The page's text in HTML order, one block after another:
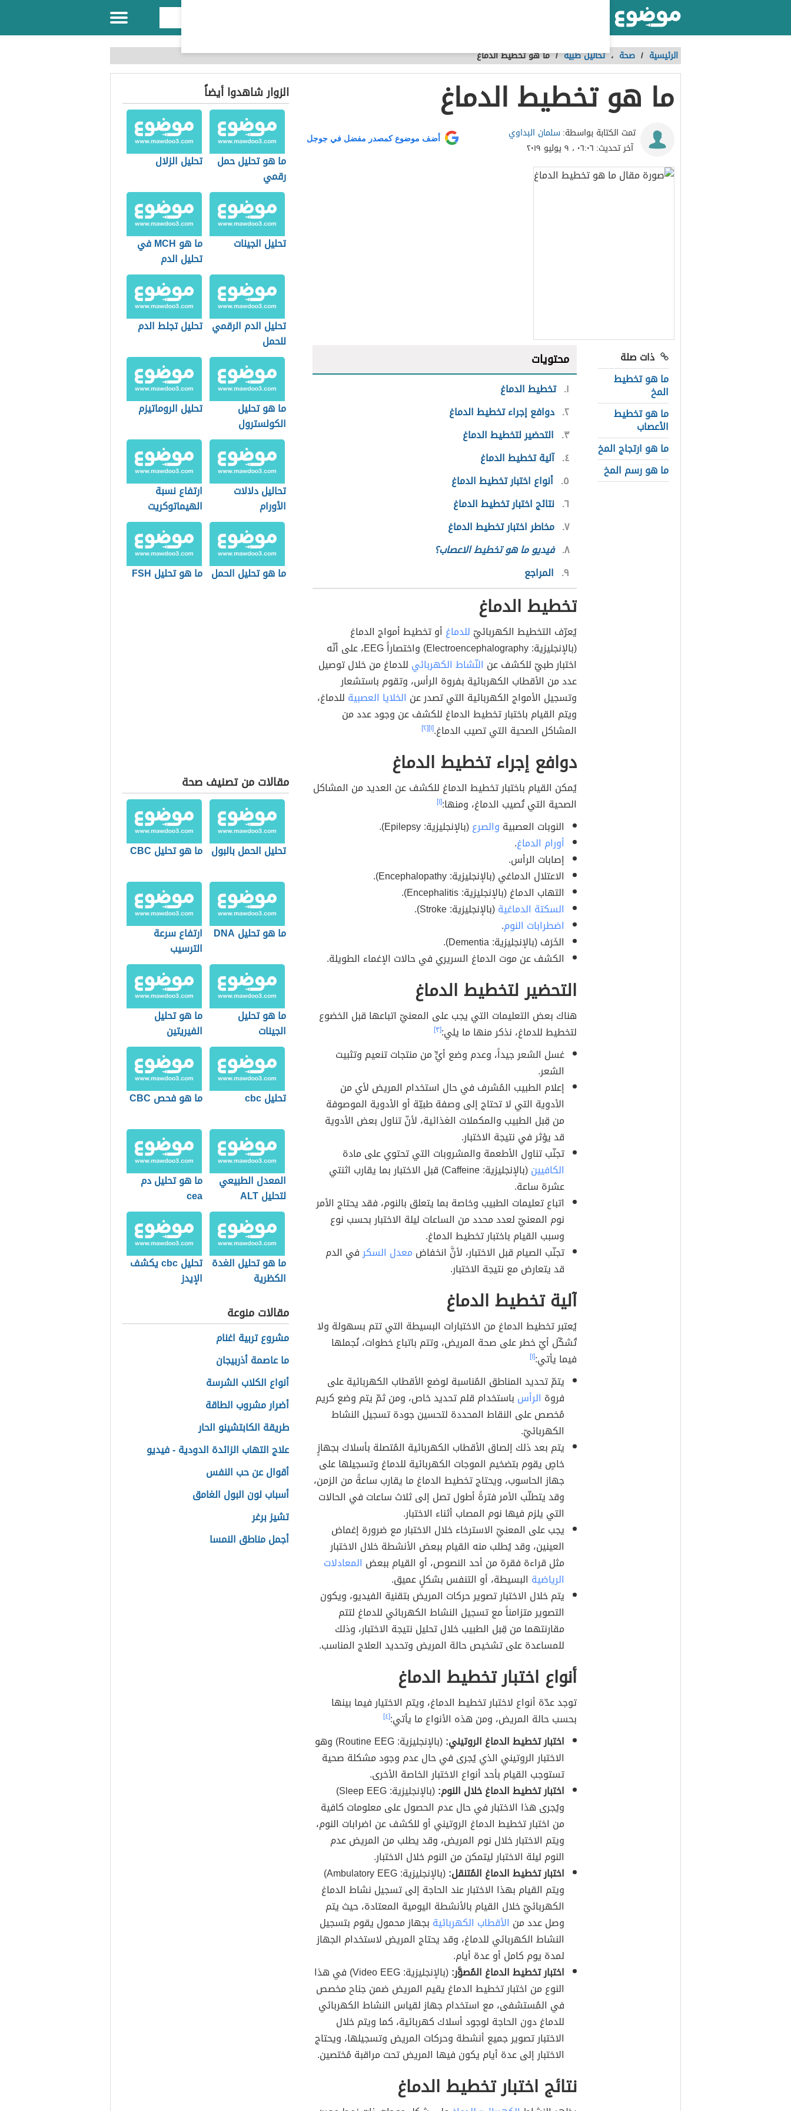
الرئيسية / صحة ،تحاليل طبية /ما هو تخطيط الدماغ
ما هو تخطيط الدماغ
تمت الكتابة بواسطة:سلمان البداوي
آخر تحديث: ٠٦:٠٦ ، ٩ يوليو ٢٠١٩
أضف موضوع كمصدر مفضل في جوجل
ذات صلة
ما هو تخطيط
المخ
ما هو تخطيط
الأعصاب
ما هو ارتجاج المخ
ما هو رسم المخ
محتويات
١ تخطيط الدماغ
٢ دوافع إجراء تخطيط الدماغ
٣ التحضير لتخطيط الدماغ
٤ آلية تخطيط الدماغ
٥ أنواع اختبار تخطيط الدماغ
٦ نتائج اختبار تخطيط الدماغ
٧ مخاطر اختبار تخطيط الدماغ
٨ فيديو ما هو تخطيط الاعصاب؟
٩ المراجع
تخطيط الدماغ
يُعرّف التخطيط الكهربائيّ للدماغ أو تخطيط أمواج الدماغ
(بالإنجليزية: Electroencephalography) واختصاراً EEG، على أنّه
اختبار طبيّ للكشف عن النّشاط الكهربائي للدماغ من خلال توصيل
عدد من الأقطاب الكهربائية بفروة الرأس، وتقوم باستشعار
وتسجيل الأمواج الكهربائية التي تصدر عن الخلايا العصبية للدماغ،
ويتم القيام باختبار تخطيط الدماغ للكشف عن وجود عدد من
المشاكل الصحية التي تصيب الدماغ.[١] [٢]
دوافع إجراء تخطيط الدماغ
يُمكن القيام باختبار تخطيط الدماغ للكشف عن العديد من المشاكل
الصحية التي تُصيب الدماغ، ومنها:[١]
النوبات العصبية والصرع(بالإنجليزية: Epilepsy).
أورام الدماغ.
إصابات الرأس.
الاعتلال الدماغي (بالإنجليزية: Encephalopathy).
التهاب الدماغ (بالإنجليزية: Encephalitis).
السكتة الدماغية(بالإنجليزية: Stroke).
اضطرابات النوم.
الخَرَف (بالإنجليزية: Dementia).
الكشف عن موت الدماغ السريري في حالات الإغماء الطويلة.
التحضير لتخطيط الدماغ
هناك بعض التعليمات التي يجب على المعنيّ اتباعها قبل الخضوع
لتخطيط للدماغ، نذكر منها ما يلي:[٣]
غسل الشعر جيداً، وعدم وضع أيٍّ من منتجات تنعيم وتثبيت
الشعر.
إعلام الطبيب المُشرف في حال استخدام المريض لأي من
الأدوية التي لا تحتاج إلى وصفة طبيّة أو الأدوية الموصوفة
من قِبل الطبيب والمكملات الغذائية، لأنّ تناول بعض الأدوية
قد يؤثر في نتيجة الاختبار.
تجنّب تناول الأطعمة والمشروبات التي تحتوي على مادة
الكافيين
(بالإنجليزية: Caffeine) قبل الاختبار بما يقارب اثنتي
عشرة ساعة.
اتباع تعليمات الطبيب وخاصة بما يتعلق بالنوم، فقد يحتاج الأمر
نوم المعنيّ لعدد محدد من الساعات ليلة الاختبار بحسب نوع
وسبب القيام باختبار تخطيط الدماغ.
تجنّب الصيام قبل الاختبار، لأنَّ انخفاض معدل السكرفي الدم
قد يتعارض مع نتيجة الاختبار.
آلية تخطيط الدماغ
يُعتبر تخطيط الدماغ من الاختبارات البسيطة التي تتم بسهولة ولا
تُشكّل أيّ خطر على صحة المريض، وتتم باتباع خطوات، نُجملها
فيما يأتي:[١]
يتمّ تحديد المناطق المُناسبة لوضع الأقطاب الكهربائية على
فروة الرأس باستخدام قلم تحديد خاص، ومن ثمّ يتم وضع كريم
مُخصص على النقاط المحددة لتحسين جودة تسجيل النشاط
الكهربائيّ.
يتم بعد ذلك إلصاق الأقطاب الكهربائية المُتصلة بأسلاك بجهازٍ
خاصٍ يقوم بتضخيم الموجات الكهربائية للدماغ وتسجيلها على
جهاز الحاسوب، ويحتاج تخطيط الدماغ ما يقارب ساعةً من الزمن،
وقد يتطلّب الأمر فترةً أطول تصل إلى ثلاث ساعات في الحالات
التي يلزم فيها نوم المصاب أثناء الاختبار.
يجب على المعنيّ الاسترخاء خلال الاختبار مع ضرورة إغماض
العينين، وقد يُطلب منه القيام ببعض الأنشطة خلال الاختبار
مثل قراءة فقرة من أحد النصوص، أو القيام ببعض المعادلات
الرياضية البسيطة، أو التنفس بشكلٍ عميق.
يتم خلال الاختبار تصوير حركات المريض بتقنية الفيديو، ويكون
التصوير متزامناً مع تسجيل النشاط الكهربائي للدماغ لتتم
مقارنتهما من قِبل الطبيب خلال تحليل نتيجة الاختبار، وذلك
للمساعدة على تشخيص حالة المريض وتحديد العلاج المناسب.
أنواع اختبار تخطيط الدماغ
توجد عدّة أنواع لاختبار تخطيط الدماغ، ويتم الاختيار فيما بينها
بحسب حالة المريض، ومن هذه الأنواع ما يأتي:[٤]
اختبار تخطيط الدماغ الروتيني:
(بالإنجليزية: Routine EEG) وهو
الاختبار الروتيني الذي يُجرى في حال عدم وجود مشكلة صحية
تستوجب القيام بأحد أنواع الاختبار الخاصة الأخرى.
اختبار تخطيط الدماغ خلال النوم:
(بالإنجليزية: Sleep EEG)
ويُجرى هذا الاختبار في حال عدم الحصول على معلومات كافية
من اختبار تخطيط الدماغ الروتيني أو للكشف عن اضرابات النوم،
ويتم الاختبار خلال نوم المريض، وقد يطلب من المريض عدم
النوم ليلة الاختبار ليتمكن من النوم خلال الاختبار.
اختبار تخطيط الدماغ المُتنقل:
(بالإنجليزية: Ambulatory EEG)
ويتم القيام بهذا الاختبار عند الحاجة إلى تسجيل نشاط الدماغ
الكهربائيّ خلال القيام بالأنشطة اليومية المعتادة، حيث يتم
وصل عدد من الأقطاب الكهربائية بجهاز محمول يقوم بتسجيل
النشاط الكهربائي للدماغ، وقد يحتاج المريض لاستخدام الجهاز
لمدة يوم كامل أو عدة أيام.
اختبار تخطيط الدماغ المُصوَّر:
(بالإنجليزية: Video EEG) في هذا
النوع من اختبار تخطيط الدماغ يقيم المريض ضمن جناح مخصص
في المُستشفى، مع استخدام جهاز لقياس النشاط الكهربائي
للدماغ دون الحاجة لوجود أسلاك كهربائية، كما ويتم خلال
الاختبار تصوير جميع أنشطة وحركات المريض وتسجيلها، ويحتاج
الاختبار إلى عدة أيام يكون فيها المريض تحت مراقبة مُختصين.
نتائج اختبار تخطيط الدماغ
الزوار شاهدوا أيضاً
ما هو تحليل حمل
رقمي
تحليل الزلال
تحليل الجينات
ما هو MCH في
تحليل الدم
تحليل الدم الرقمي
للحمل
تحليل تجلط الدم
ما هو تحليل
الكولسترول
تحليل الروماتيزم
تحاليل دلالات
الأورام
ارتفاع نسبة
الهيماتوكريت
ما هو تحليل الحمل ما هو تحليل FSH
مقالات من تصنيف صحة
تحليل الحمل بالبول ما هو تحليل CBC
ما هو تحليل DNA
ارتفاع سرعة
الترسيب
ما هو تحليل
الجينات
ما هو تحليل
الفيريتين
تحليل cbc ما هو فحص CBC
المعدل الطبيعي
لتحليل ALT
ما هو تحليل دم
cea
ما هو تحليل الغدة
الكظرية
تحليل cbc يكشف
الإيدز
مقالات منوعة
مشروع تربية اغنام
ما عاصمة أذربيجان
أنواع الكلاب الشرسة
أضرار مشروب الطاقة
طريقة الكابتشينو الحار
علاج التهاب الزائدة الدودية - فيديو
أقوال عن حب النفس
أسباب لون البول الغامق
تشيز برغر
أجمل مناطق النمسا